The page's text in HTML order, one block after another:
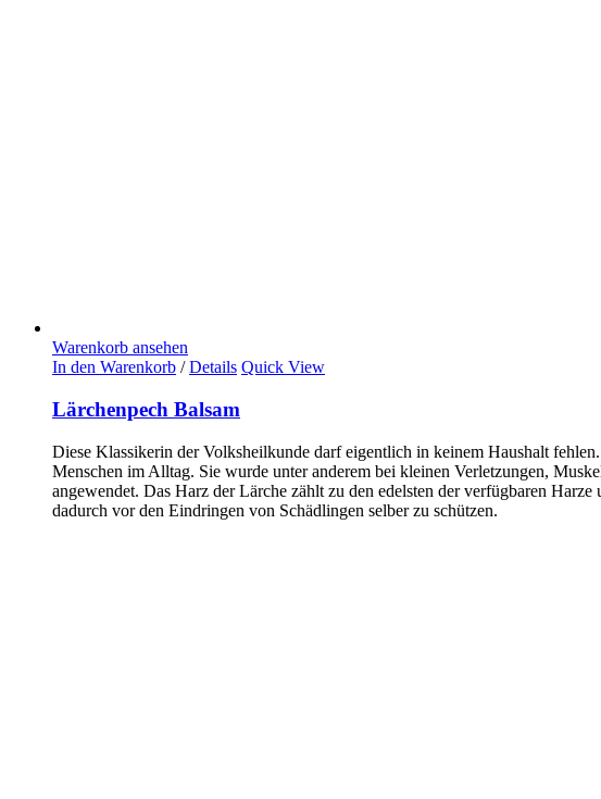
Warenkorb ansehen
In den Warenkorb / Details Quick View
Lärchenpech Balsam
Diese Klassikerin der Volksheilkunde darf eigentlich in keinem Haushalt
Menschen im Alltag. Sie wurde unter anderem bei kleinen Verletzungen,
angewendet. Das Harz der Lärche zählt zu den edelsten der verfügbaren
dadurch vor den Eindringen von Schädlingen selber zu schützen.